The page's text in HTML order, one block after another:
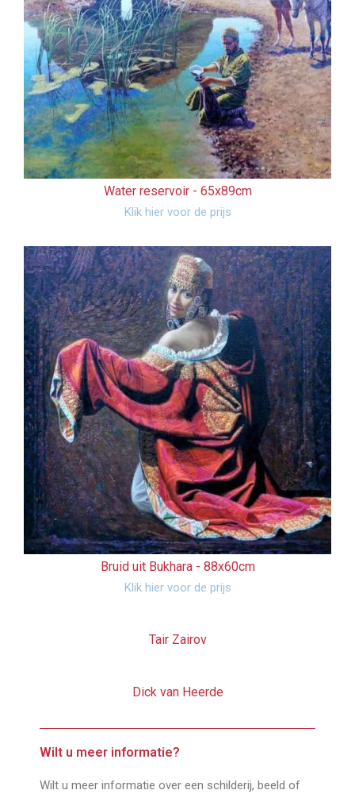
Water reservoir - 65x89cm
Klik hier voor de prijs
Bruid uit Bukhara - 88x60cm
Klik hier voor de prijs
Tair Zairov
Dick van Heerde
Wilt u meer informatie?
Wilt u meer informatie over een schilderij, beeld of